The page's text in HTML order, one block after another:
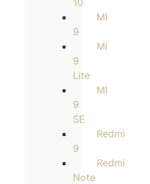
10
MI
9
Mi
9
Lite
MI
9
SE
Redmi
9
Redmi
Note